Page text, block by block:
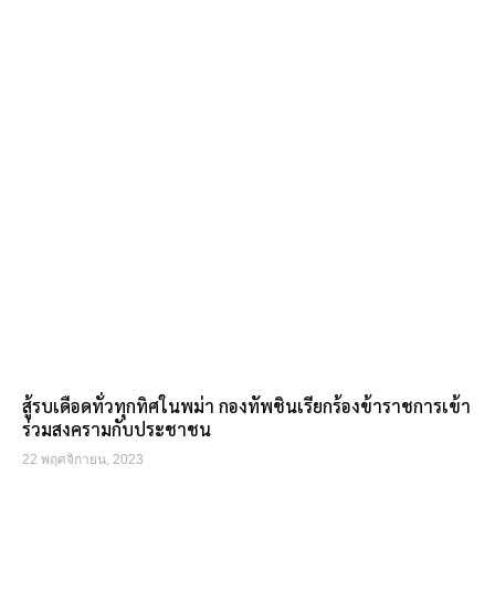
สู้รบเดือดทั่วทุกทิศในพม่า กองทัพชินเรียกร้องข้าราชการเข้า
ร่วมสงครามกับประชาชน
22 พฤศจิกายน, 2023